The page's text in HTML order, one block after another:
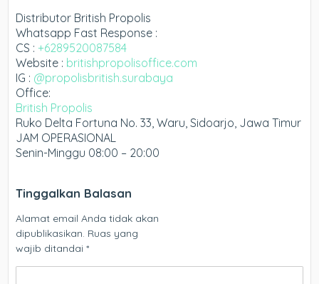
Distributor British Propolis
Whatsapp Fast Response :
CS : +6289520087584
Website : britishpropolisoffice.com
IG : @propolisbritish.surabaya
Office:
British Propolis
Ruko Delta Fortuna No. 33, Waru, Sidoarjo, Jawa Timur
JAM OPERASIONAL
Senin-Minggu 08:00 – 20:00
Tinggalkan Balasan
Alamat email Anda tidak akan
dipublikasikan. Ruas yang
wajib ditandai*